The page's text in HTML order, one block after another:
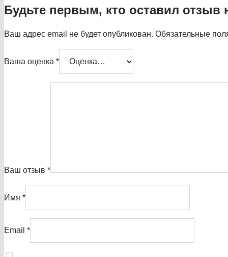
Будьте первым, кто оставил отзыв
Ваш адрес email не будет опубликован. Обязательные
Ваша оценка *
Ваш отзыв *
Имя *
Email *